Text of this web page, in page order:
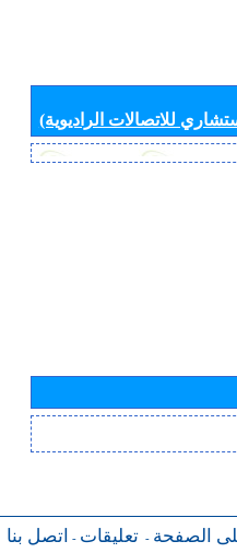
للاتصالات الراديوية)
الصفحة - تعليقات - اتصل بنا